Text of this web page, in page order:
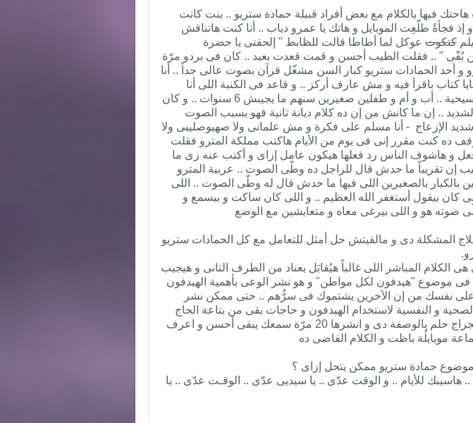
فيها بالكلام مع بعض أفراد قبيلة حمادة ستريو .. بنت كانت
فجأةً طلّعِت الموبايل و هاتك يا عمرو دياب .. أنا كنت هاتناقش
كتكوت عوكل لما أطاطا قالت للظابط " إلحقنى يا حضرة
بُقّى " .. فقلت الطيب أحسن و قمت قعدت بعيد .. كان فى بردو مرّة
و أحد الحمادات ستريو كبار السن مشغّل قرآن بصوت عالى جداً .. أنا
كتاب باقرأ فيه و مش عارف أركز .. و قاعد فى الكنبة اللى أنا
واقف قدامها عيلة مسيحية .. أب و أم و طفلين صغيرين سنهم ما يجيبش 6 سنوات .. و كان
الشديد .. إن ما كانش من إن ده كلام ديانة تانية فهو بسبب الصوت
شديد الإزعاج - أنا مسلم على فكرة و مش علمانى ولا صهيوصليبى ولا
ده كنت مقرر إنى فى يوم من الأيام هاكتب مملكة المترو فقلت
و هاشوف الناس رد فعلها هيكون عامل إزاى و أكتب عنه زى ما
إن تقريباً ما حدش قال للراجل ده وطّى الصوت .. عربية المترو
بالكبار بالصغيرين اللى فيها ما حدش قال له وطّى الصوت .. اللى
كان بيقول أستغفر الله العظيم .. و اللى كان ساكت و بيسمع و
صوته هو و اللى بيرغى معاه و متعايشين مع الوضع
المشكلة دى و مالقيتش حل أمثل للتعامل مع كل الحمادات ستريو
الكلام المباشر اللى غالباً هيُقابَل بعناد من الطرف التانى و هيجيب
فى موضوع "هيدفون لكل مواطن" و هو نشر الوعى بأهمية الهيدفون
على نفسك من إن الآخرين يشتموك فى سرُّهم .. حتى ممكن نشر
و النفسية لاستخدام الهيدفون و حاجات بقى من بتاعة الحاج
أحمد حامل مفاتيح الجراج حلم بالوصفة دى و انشرها 20 مرّة سمعك يبقى أحسن و اعرف
موبايلُة باظت و الكلام الفاضى ده
حمادة ستريو ممكن يتحل إزاى ؟
.. هاسيبك للأيام .. و الوقت عدّى .. يا سيديى عدّى .. الوقـت عدّى .. يا